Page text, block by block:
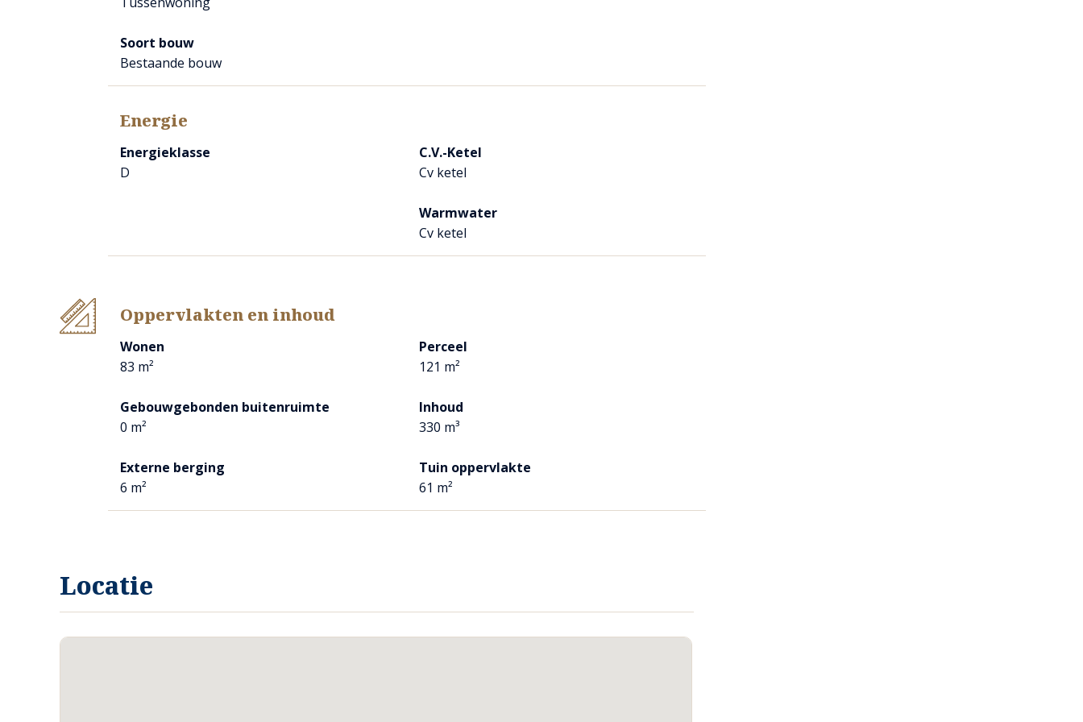
Er is veel aandacht gegeven aan het natuurlijke lichtinval; de openslaande tuindeuren met aan weerzijden ramen, de
De spots in het plafond maken de woning in de avonduren heel sfeervol.
VERDIEPING
SLAAPKAMERS
BADKAMER
De eenvoudige, doch verzorgde badkamer is v.v. een douche en een wastafel.
De wanden zijn geheel betegeld.
WITGOED OPSTELLING
Soort bouw
Bestaande bouw
Energie
Energieklasse
D
C.V.-Ketel
Cv ketel
Warmwater
Cv ketel
Oppervlakten en inhoud
Wonen
83 m²
Gebouwgebonden buitenruimte
0 m²
Externe berging
6 m²
Perceel
121 m²
Inhoud
330 m³
Tuin oppervlakte
61 m²
Locatie